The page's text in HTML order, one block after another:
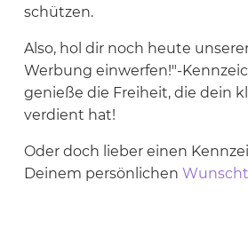
schützen.
Also, hol dir noch heute
Werbung einwerfen!"-
genieße die Freiheit, die dein
verdient hat!
Oder doch lieber einen
Deinem persönlichen